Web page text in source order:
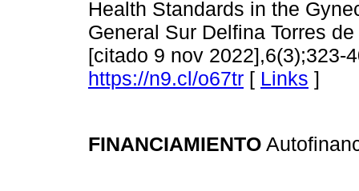
Health Standards in the
General Sur Delfina Torres
[citado 9 nov 2022],6(3);323-
https://n9.cl/o67tr [ Links ]
FINANCIAMIENTO